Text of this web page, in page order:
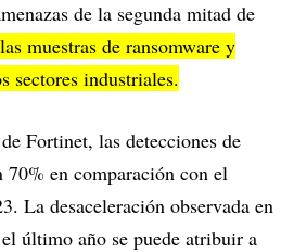
de la segunda mitad de
muestras de ransomware y
sectores industriales.
Fortinet, las detecciones de
70% en comparación con el
La desaceleración observada en
último año se puede atribuir a